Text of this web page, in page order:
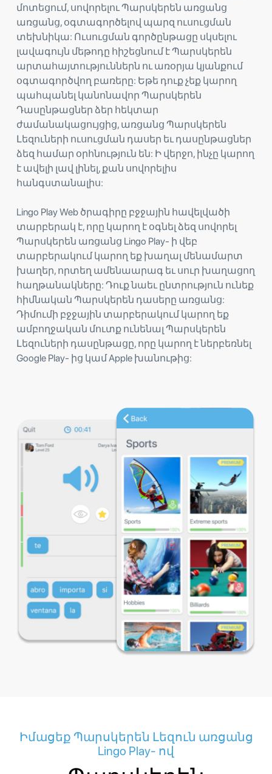
մոտեցում, սովորելու Պարսկերեն առցանց
առցանց, օգտագործելով պարզ ուսուցման
տեխնիկա: Ուսուցման գործընթացը սկսելու
լավագույն մեթոդը հիշեցնում է Պարսկերեն
արտահայտություններն ու առօրյա կյանքում
օգտագործվող բառերը: Եթե ​​դուք չեք կարող
պահպանել կանոնավոր Պարսկերեն
Դասընթացներ ձեր հեկտար
ժամանակացույցից, առցանց Պարսկերեն
Լեզուների ուսուցման դասեր եւ դասընթացներ
ձեզ համար օրհնություն են: Ի վերջո, ինչը կարող
է ավելի լավ լինել, քան սովորելիս
հանգստանալիս:
Lingo Play Web ծրագիրը բջջային հավելվածի
տարբերակ է, որը կարող է օգնել ձեզ սովորել
Պարսկերեն առցանց Lingo Play- ի վեբ
տարբերակում կարող եք խաղալ մենամարտ
խաղեր, որտեղ ամենաարագ եւ սուր խաղացող
հաղթանակները: Դուք նաեւ ընտրություն ունեք
հիմնական Պարսկերեն դասերը առցանց:
Դիմումի բջջային տարբերակում կարող եք
ամբողջական մուտք ունենալ Պարսկերեն
Լեզուների դասընթացը, որը կարող է ներբեռնել
Google Play- ից կամ Apple խանութից:
Իմացեք Պարսկերեն Լեզուն առցանց
Lingo Play- ով